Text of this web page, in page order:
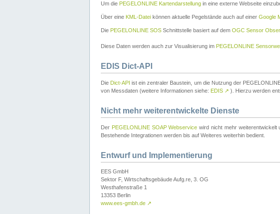
Um die PEGELONLINE Kartendarstellung in eine externe Webseite
Über eine KML-Datei können aktuelle Pegelstände auch auf einer Google
Die PEGELONLINE SOS Schnittstelle basiert auf dem OGC Sensor
Diese Daten werden auch zur Visualisierung im PEGELONLINE
EDIS Dict-API
Die Dict-API ist ein zentraler Baustein, um die Nutzung der
von Messdaten (weitere Informationen siehe: EDIS ↗ ). Hierzu werden
Nicht mehr weiterentwickelte Dienste
Der PEGELONLINE SOAP Webservice wird nicht mehr weiterentwickelt
Bestehende Integrationen werden bis auf Weiteres weiterhin bedient.
Entwurf und Implementierung
EES GmbH
Sektor F, Wirtschaftsgebäude Aufg.re, 3. OG
Westhafenstraße 1
13353 Berlin
www.ees-gmbh.de ↗